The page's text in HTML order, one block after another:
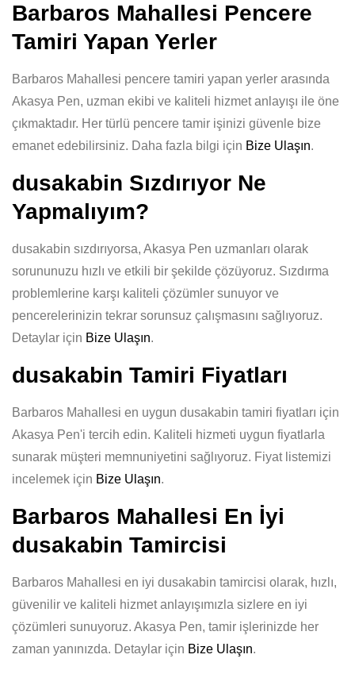
Barbaros Mahallesi Pencere
Tamiri Yapan Yerler
Barbaros Mahallesi pencere tamiri yapan yerler arasında
Akasya Pen, uzman ekibi ve kaliteli hizmet anlayışı ile öne
çıkmaktadır. Her türlü pencere tamir işinizi güvenle bize
emanet edebilirsiniz. Daha fazla bilgi için Bize Ulaşın.
dusakabin Sızdırıyor Ne
Yapmalıyım?
dusakabin sızdırıyorsa, Akasya Pen uzmanları olarak
sorununuzu hızlı ve etkili bir şekilde çözüyoruz. Sızdırma
problemlerine karşı kaliteli çözümler sunuyor ve
pencerelerinizin tekrar sorunsuz çalışmasını sağlıyoruz.
Detaylar için Bize Ulaşın.
dusakabin Tamiri Fiyatları
Barbaros Mahallesi en uygun dusakabin tamiri fiyatları için
Akasya Pen'i tercih edin. Kaliteli hizmeti uygun fiyatlarla
sunarak müşteri memnuniyetini sağlıyoruz. Fiyat listemizi
incelemek için Bize Ulaşın.
Barbaros Mahallesi En İyi
dusakabin Tamircisi
Barbaros Mahallesi en iyi dusakabin tamircisi olarak, hızlı,
güvenilir ve kaliteli hizmet anlayışımızla sizlere en iyi
çözümleri sunuyoruz. Akasya Pen, tamir işlerinizde her
zaman yanınızda. Detaylar için Bize Ulaşın.